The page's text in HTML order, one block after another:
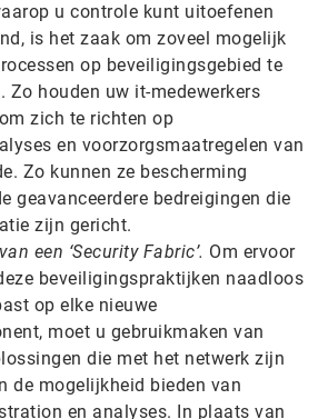
u controle kunt uitoefenen
is het zaak om zoveel mogelijk
op beveiligingsgebied te
Zo houden uw it-medewerkers
zich te richten op
en voorzorgsmaatregelen van
Zo kunnen ze bescherming
geavanceerdere bedreigingen die
zijn gericht.
een ‘Security Fabric’. Om ervoor
beveiligingspraktijken naadloos
op elke nieuwe
moet u gebruikmaken van
die met het netwerk zijn
de mogelijkheid bieden van
en analyses. In plaats van